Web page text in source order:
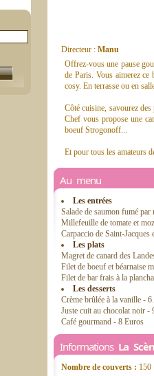
Directeur : Manu
Offrez-vous une pause
de Paris. Vous aimerez
cosy. En terrasse ou en
Côté cuisine, savourez
Chef vous propose une
boeuf Strogonoff...
Et pour tous les amateurs
Au menu
Les entrées
Salade de saumon fumé
Millefeuille de tomate et
Carpaccio de Saint-
Les plats
Magret de canard des
Filet de boeuf et béarnaise
Filet de bar frais à la
Les desserts
Crème brûlée à la vanille -
Juste cuit au chocolat noir -
Café gourmand - 8 Euros
Informations La
Nombre de couverts : 150